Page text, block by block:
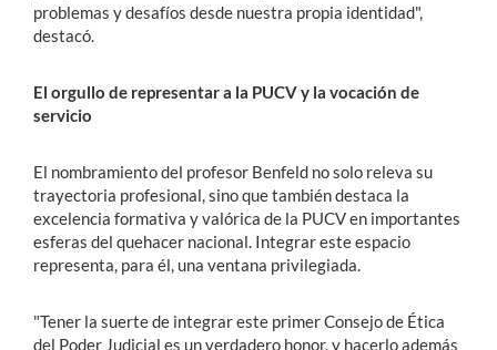
problemas y desafíos desde nuestra propia identidad",
destacó.
El orgullo de representar a la PUCV y la vocación de
servicio
El nombramiento del profesor Benfeld no solo releva su
trayectoria profesional, sino que también destaca la
excelencia formativa y valórica de la PUCV en importantes
esferas del quehacer nacional. Integrar este espacio
representa, para él, una ventana privilegiada.
"Tener la suerte de integrar este primer Consejo de Ética
del Poder Judicial es un verdadero honor, y hacerlo además